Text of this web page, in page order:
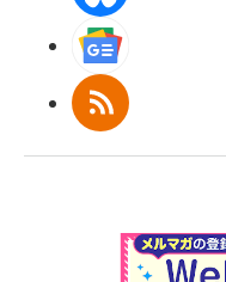
RSS